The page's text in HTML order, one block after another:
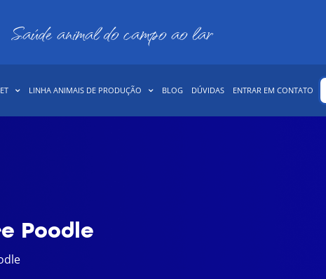
Saúde animal do campo ao lar
LINHA ANIMAIS DE PRODUÇÃO BLOG DÚVIDAS ENTRAR EM CONTATO
Poodle